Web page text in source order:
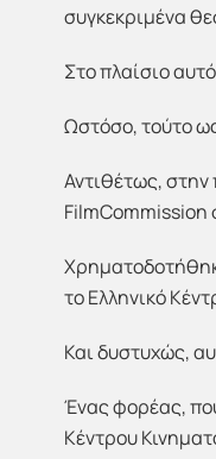
συγκεκριμένα
Στο πλαίσιο
Ωστόσο, τούτο
Αντιθέτως, στην
FilmCommission
το Ελληνικό
Και δυστυχώς,
Ένας φορέας,
Κέντρου